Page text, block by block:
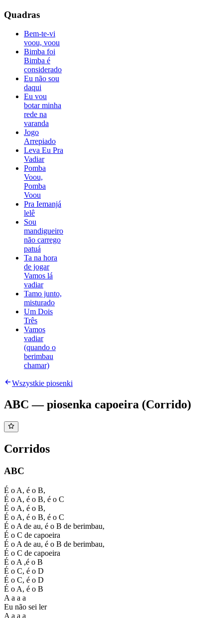
Quadras
Bem-te-vi
voou, voou
Bimba foi
Bimba é
considerado
Eu não sou
daqui
Eu vou
botar minha
rede na
varanda
Jogo
Arrepiado
Leva Eu Pra
Vadiar
Pomba
Voou,
Pomba
Voou
Pra Iemanjá
lelê
Sou
mandigueiro
não carrego
patuá
Ta na hora
de jogar
Vamos lá
vadiar
Tamo junto,
misturado
Um Dois
Três
Vamos
vadiar
(quando o
berimbau
chamar)
Wszystkie piosenki
ABC — piosenka capoeira (Corrido)
Corridos
ABC
É o A, é o B,
É o A, é o B, é o C
É o A, é o B,
É o A, é o B, é o C
É o A de au, é o B de berimbau,
É o C de capoeira
É o A de au, é o B de berimbau,
É o C de capoeira
É o A ,é o B
É o C, é o D
É o C, é o D
É o A, é o B
A a a a
Eu não sei ler
A a a a